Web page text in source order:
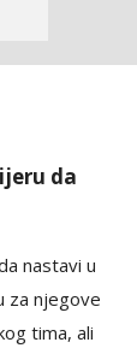
da
nastavi u
za njegove
tima, ali